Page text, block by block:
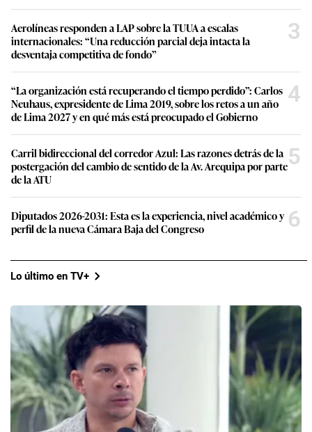
Aerolíneas responden a LAP sobre la TUUA a escalas
internacionales: “Una reducción parcial deja intacta la
desventaja competitiva de fondo”
3
“La organización está recuperando el tiempo perdido”: Carlos
Neuhaus, expresidente de Lima 2019, sobre los retos a un año
de Lima 2027 y en qué más está preocupado el Gobierno
4
Carril bidireccional del corredor Azul: Las razones detrás de la
postergación del cambio de sentido de la Av. Arequipa por parte
de la ATU
5
Diputados 2026-2031: Esta es la experiencia, nivel académico y
perfil de la nueva Cámara Baja del Congreso
6
Lo último en TV+